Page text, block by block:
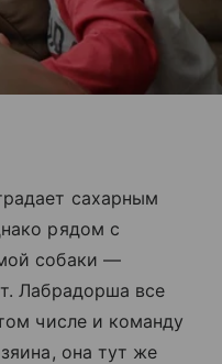
сахарным
рядом с
собаки —
Лабрадорша все
числе и команду
она тут же